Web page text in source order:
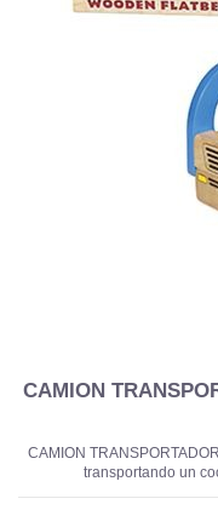
CAMION
CAMION
transportando un